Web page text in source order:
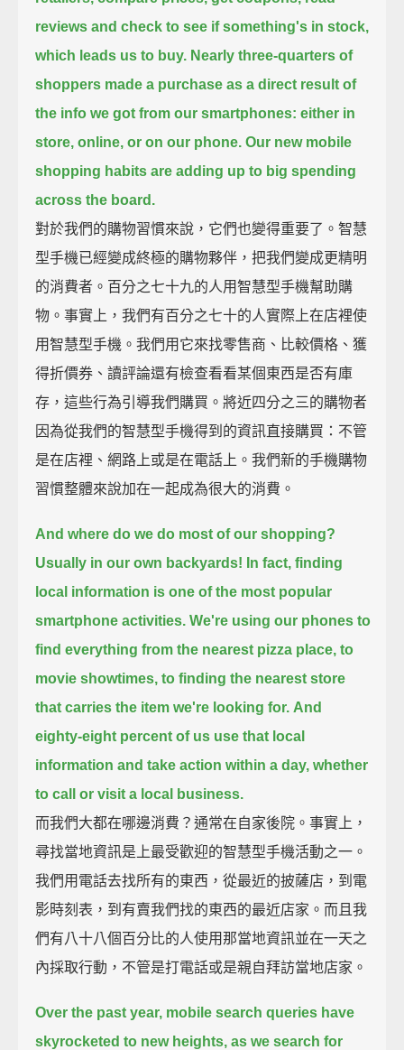
reviews and check to see if something's in stock,
which leads us to buy. Nearly three-quarters of
shoppers made a purchase as a direct result of
the info we got from our smartphones: either in
store, online, or on our phone. Our new mobile
shopping habits are adding up to big spending
across the board.
對於我們的購物習慣來說，它們也變得重要了。智慧
型手機已經變成終極的購物夥伴，把我們變成更精明
的消費者。百分之七十九的人用智慧型手機幫助購
物。事實上，我們有百分之七十的人實際上在店裡使
用智慧型手機。我們用它來找零售商、比較價格、獲
得折價券、讀評論還有檢查看看某個東西是否有庫
存，這些行為引導我們購買。將近四分之三的購物者
因為從我們的智慧型手機得到的資訊直接購買：不管
是在店裡、網路上或是在電話上。我們新的手機購物
習慣整體來說加在一起成為很大的消費。
And where do we do most of our shopping?
Usually in our own backyards! In fact, finding
local information is one of the most popular
smartphone activities. We're using our phones to
find everything from the nearest pizza place, to
movie showtimes, to finding the nearest store
that carries the item we're looking for. And
eighty-eight percent of us use that local
information and take action within a day, whether
to call or visit a local business.
而我們大都在哪邊消費？通常在自家後院。事實上，
尋找當地資訊是上最受歡迎的智慧型手機活動之一。
我們用電話去找所有的東西，從最近的披薩店，到電
影時刻表，到有賣我們找的東西的最近店家。而且我
們有八十八個百分比的人使用那當地資訊並在一天之
內採取行動，不管是打電話或是親自拜訪當地店家。
Over the past year, mobile search queries have
skyrocketed to new heights, as we search for